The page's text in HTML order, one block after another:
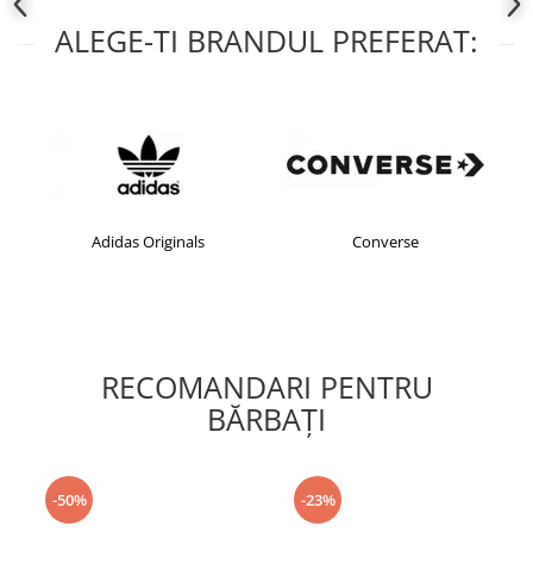
ALEGE-TI BRANDUL PREFERAT:
Adidas Originals Converse
RECOMANDARI PENTRU
BĂRBAŢI
-50% -23%